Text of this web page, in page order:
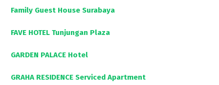
Family Guest House Surabaya
FAVE HOTEL Tunjungan Plaza
GARDEN PALACE Hotel
GRAHA RESIDENCE Serviced Apartment